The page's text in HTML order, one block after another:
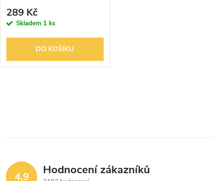
289 Kč
Skladem 1 ks
DO KOŠÍKU
l
d 4,9 Hodnocení zákazníků